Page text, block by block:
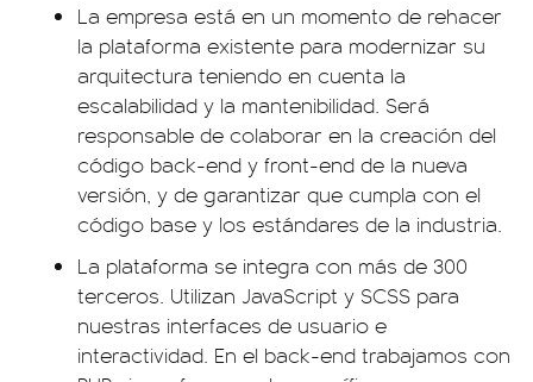
La empresa está en un momento de rehacer
la plataforma existente para modernizar su
arquitectura teniendo en cuenta la
escalabilidad y la mantenibilidad. Será
responsable de colaborar en la creación del
código back-end y front-end de la nueva
versión, y de garantizar que cumpla con el
código base y los estándares de la industria.
La plataforma se integra con más de 300
terceros. Utilizan JavaScript y SCSS para
nuestras interfaces de usuario e
interactividad. En el back-end trabajamos con